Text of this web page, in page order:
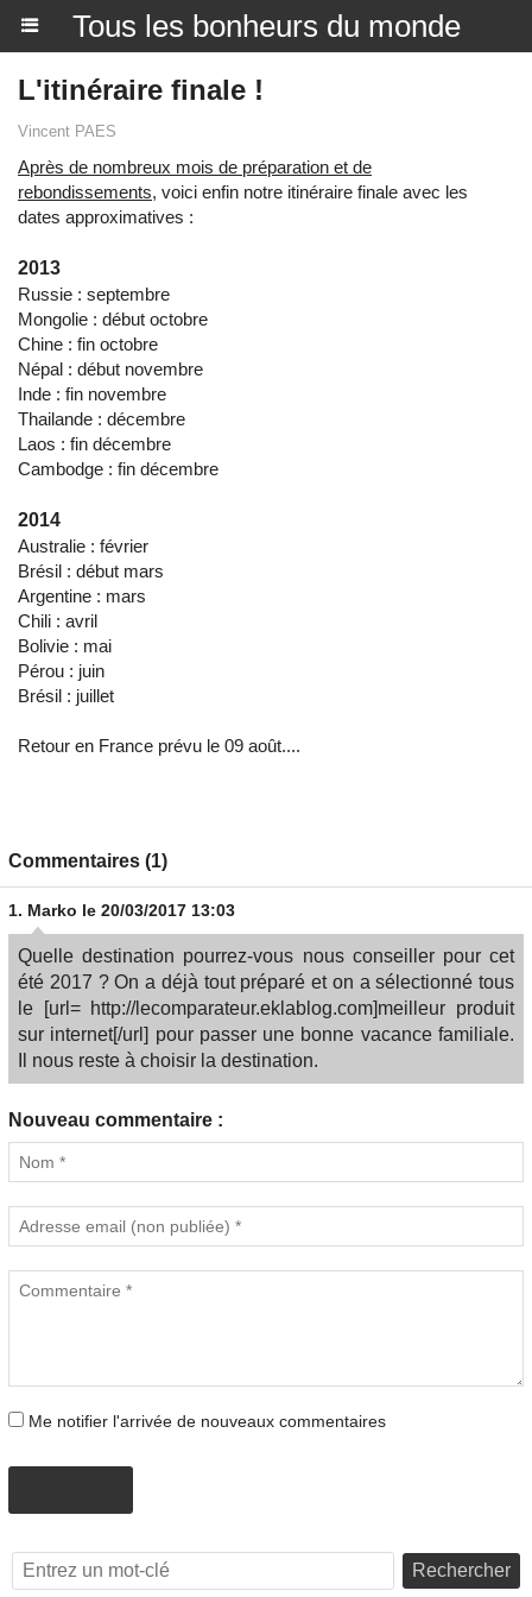
Tous les bonheurs du monde
L'itinéraire finale !
Vincent PAES
Après de nombreux mois de préparation et de
rebondissements, voici enfin notre itinéraire finale avec les
dates approximatives :
2013
Russie : septembre
Mongolie : début octobre
Chine : fin octobre
Népal : début novembre
Inde : fin novembre
Thailande : décembre
Laos : fin décembre
Cambodge : fin décembre
2014
Australie : février
Brésil : début mars
Argentine : mars
Chili : avril
Bolivie : mai
Pérou : juin
Brésil : juillet
Retour en France prévu le 09 août....
Commentaires (1)
1. Marko le 20/03/2017 13:03
Quelle destination pourrez-vous nous conseiller pour cet
été 2017 ? On a déjà tout préparé et on a sélectionné tous
le [url= http://lecomparateur.eklablog.com]meilleur produit
sur internet[/url] pour passer une bonne vacance familiale.
Il nous reste à choisir la destination.
Nouveau commentaire :
Me notifier l'arrivée de nouveaux commentaires
Rechercher